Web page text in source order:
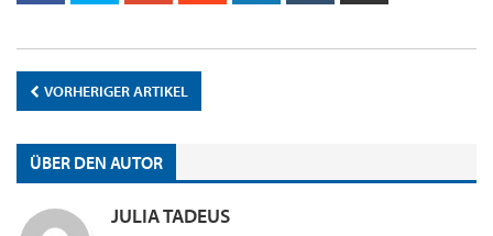
VORHERIGER ARTIKEL
ÜBER DEN AUTOR
JULIA TADEUS